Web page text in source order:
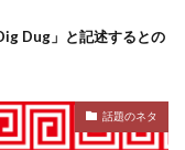
Dug」と記述するとの
話題のネタ